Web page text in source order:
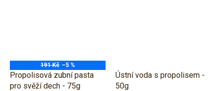
191 Kč –5 %
Propolisová zubní pasta
pro svěží dech - 75g
Ústní voda s propolisem -
50g